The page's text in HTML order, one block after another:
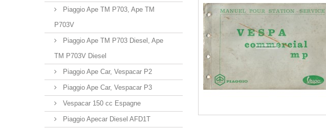
Piaggio Ape TM P703, Ape TM
P703V
Piaggio Ape TM P703 Diesel, Ape
TM P703V Diesel
Piaggio Ape Car, Vespacar P2
Piaggio Ape Car, Vespacar P3
Vespacar 150 cc Espagne
Piaggio Apecar Diesel AFD1T